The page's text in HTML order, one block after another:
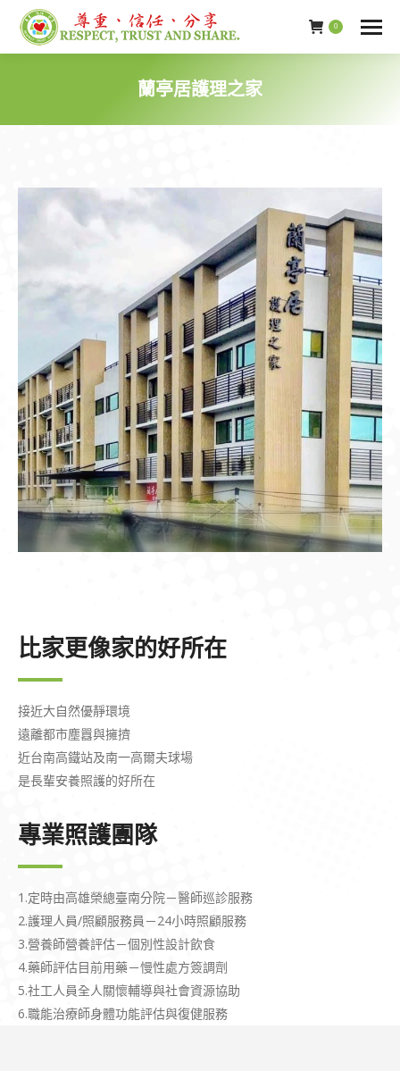
0
蘭亭居護理之家
比家更像家的好所在
接近大自然優靜環境
遠離都市塵囂與擁擠
近台南高鐵站及南一高爾夫球場
是長輩安養照護的好所在
專業照護團隊
1.定時由高雄榮總臺南分院－醫師巡診服務
2.護理人員/照顧服務員－24小時照顧服務
3.營養師營養評估－個別性設計飲食
4.藥師評估目前用藥－慢性處方簽調劑
5.社工人員全人關懷輔導與社會資源協助
6.職能治療師身體功能評估與復健服務